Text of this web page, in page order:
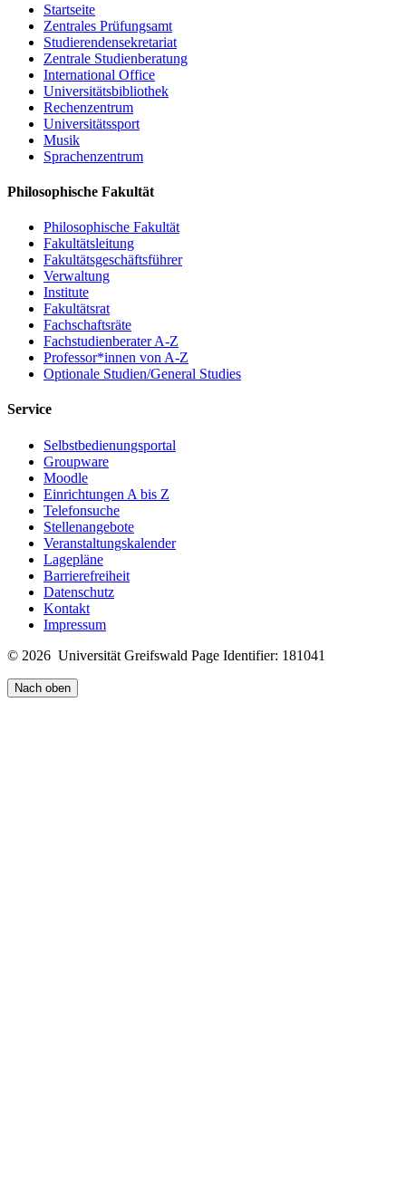
Startseite
Zentrales Prüfungsamt
Studierendensekretariat
Zentrale Studienberatung
International Office
Universitätsbibliothek
Rechenzentrum
Universitätssport
Musik
Sprachenzentrum
Philosophische Fakultät
Philosophische Fakultät
Fakultätsleitung
Fakultätsgeschäftsführer
Verwaltung
Institute
Fakultätsrat
Fachschaftsräte
Fachstudienberater A-Z
Professor*innen von A-Z
Optionale Studien/General Studies
Service
Selbstbedienungsportal
Groupware
Moodle
Einrichtungen A bis Z
Telefonsuche
Stellenangebote
Veranstaltungskalender
Lagepläne
Barrierefreiheit
Datenschutz
Kontakt
Impressum
© 2026 Universität Greifswald Page Identifier: 181041
Nach oben